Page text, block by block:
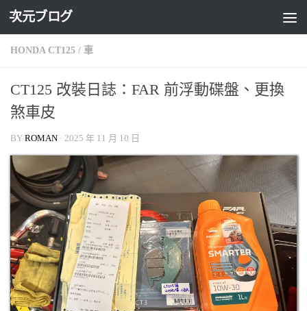
Skip to content
次元ブログ
HONDA CT125 / 車
CT125 改裝日誌：FAR 前浮動碟盤、更換
煞車皮
BY ROMAN · 2025 年 11 月 10 日